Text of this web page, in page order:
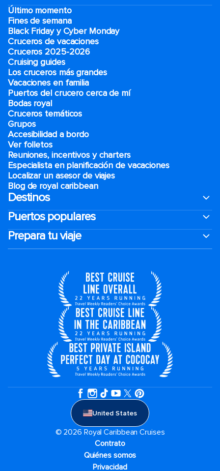
Último momento
Fines de semana
Black Friday y Cyber Monday
Cruceros de vacaciones
Cruceros 2025-2026
Cruising guides
Los cruceros más grandes
Vacaciones en familia
Puertos del crucero cerca de mí
Bodas royal
Cruceros temáticos
Grupos
Accesibilidad a bordo
Ver folletos
Reuniones, incentivos y charters​
Especialista en planificación de vacaciones
Localizar un asesor de viajes
Blog de royal caribbean
Destinos
Puertos populares
Prepara tu viaje
United States
© 2026 Royal Caribbean Cruises
Contrato
Quiénes somos
Privacidad